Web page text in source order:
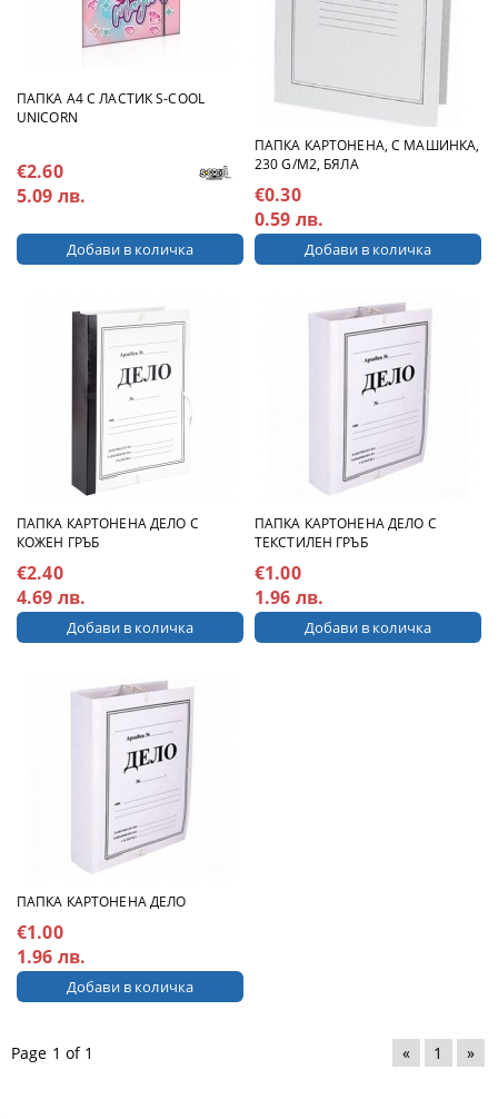
ПАПКА A4 С ЛАСТИК S-COOL
UNICORN
€2.60
5.09 лв.
ПАПКА КАРТОНЕНА, С МАШИНКА,
230 G/M2, БЯЛА
€0.30
0.59 лв.
ПАПКА КАРТОНЕНА ДЕЛО С
КОЖЕН ГРЪБ
€2.40
4.69 лв.
ПАПКА КАРТОНЕНА ДЕЛО С
ТЕКСТИЛЕН ГРЪБ
€1.00
1.96 лв.
ПАПКА КАРТОНЕНА ДЕЛО
€1.00
1.96 лв.
Page 1 of 1 « 1 »